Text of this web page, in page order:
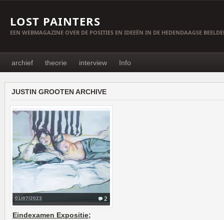
LOST PAINTERS
EEN WEBMAGAZINE OVER DE POSITIES EN IDEEËN IN DE HEDENDAAGSE
archief theorie interview Info
JUSTIN GROOTEN ARCHIVE
2
01/07/2023
Eindexamen Expositie;